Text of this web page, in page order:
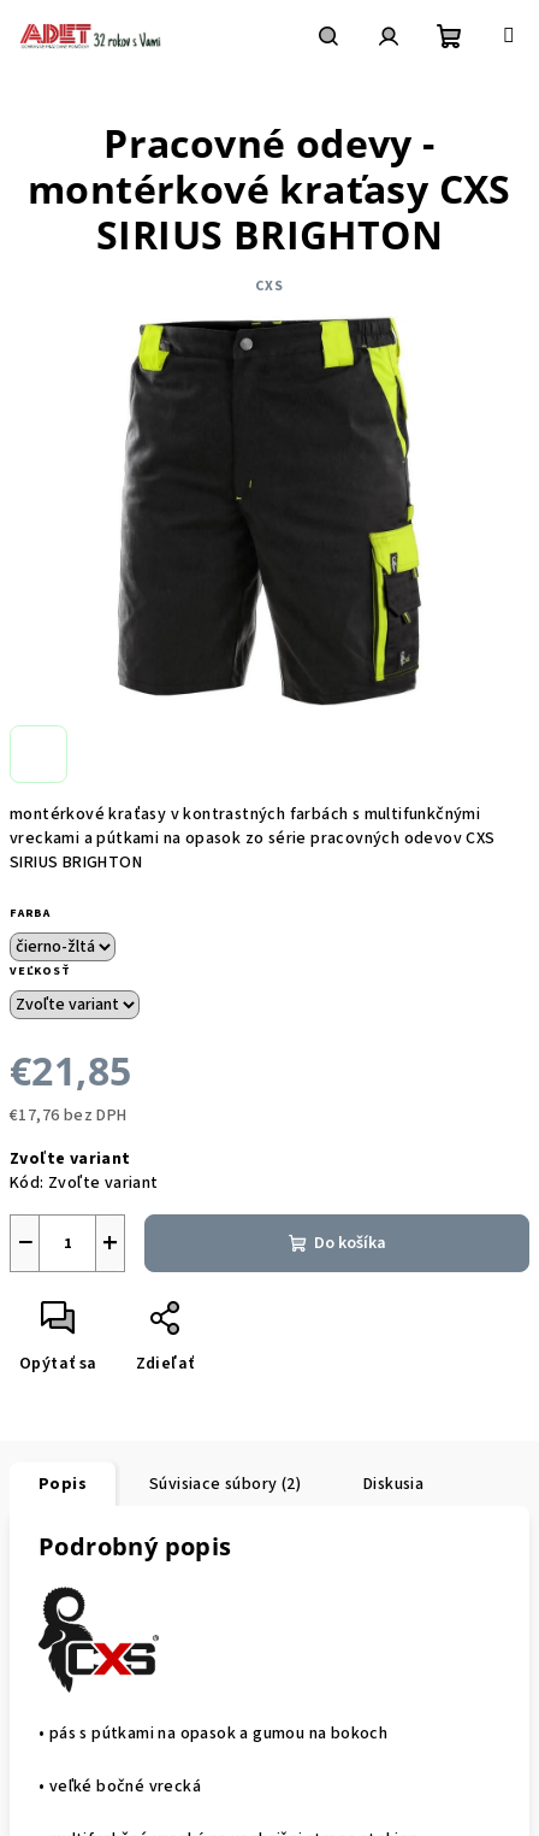
montérkové kraťasy v kontrastných farbách s multifunkčnými
vreckami a pútkami na opasok zo série pracovných odevov CXS
SIRIUS BRIGHTON
FARBA
VEĽKOSŤ
€21,85
€17,76 bez DPH
cena:
Zvoľte variant
Kód: Zvoľte variant
+
− Do košíka
Opýtať sa Zdieľať
Pracovné odevy -
montérkové kraťasy CXS
SIRIUS BRIGHTON
CXS
Popis Súvisiace súbory (2) Diskusia
Podrobný popis
• pás s pútkami na opasok a gumou na bokoch
• veľké bočné vrecká